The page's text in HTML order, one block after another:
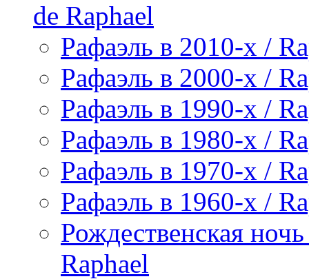
de Raphael
Рафаэль в 2010-х /
Рафаэль в 2000-х /
Рафаэль в 1990-х /
Рафаэль в 1980-х /
Рафаэль в 1970-х /
Рафаэль в 1960-х /
Рождественская
Raphael